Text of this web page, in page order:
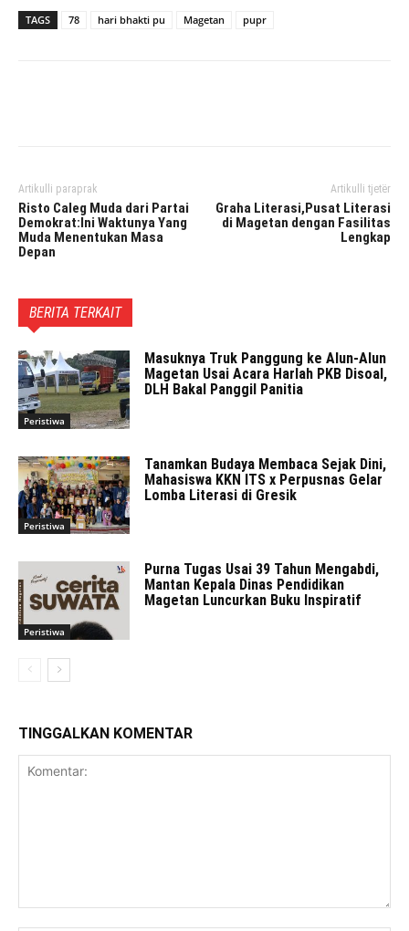
TAGS 78 hari bhakti pu Magetan pupr
Artikulli paraprak
Risto Caleg Muda dari Partai
Demokrat:Ini Waktunya Yang
Muda Menentukan Masa
Depan
Artikulli tjetër
Graha Literasi,Pusat Literasi
di Magetan dengan Fasilitas
Lengkap
BERITA TERKAIT
Peristiwa
Masuknya Truk Panggung ke Alun-Alun
Magetan Usai Acara Harlah PKB Disoal,
DLH Bakal Panggil Panitia
Peristiwa
Tanamkan Budaya Membaca Sejak Dini,
Mahasiswa KKN ITS x Perpusnas Gelar
Lomba Literasi di Gresik
Peristiwa
Purna Tugas Usai 39 Tahun Mengabdi,
Mantan Kepala Dinas Pendidikan
Magetan Luncurkan Buku Inspiratif
TINGGALKAN KOMENTAR